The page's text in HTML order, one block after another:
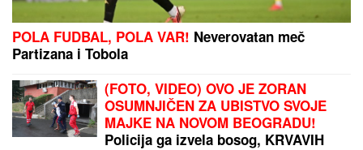
POLA FUDBAL, POLA VAR! Neverovatan meč
Partizana i Tobola
(FOTO, VIDEO) OVO JE ZORAN
OSUMNJIČEN ZA UBISTVO SVOJE
MAJKE NA NOVOM BEOGRADU!
Policija ga izvela bosog, KRVAVIH